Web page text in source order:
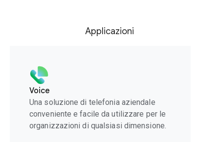
Applicazioni
Voice
Una soluzione di telefonia aziendale
conveniente e facile da utilizzare per le
organizzazioni di qualsiasi dimensione.